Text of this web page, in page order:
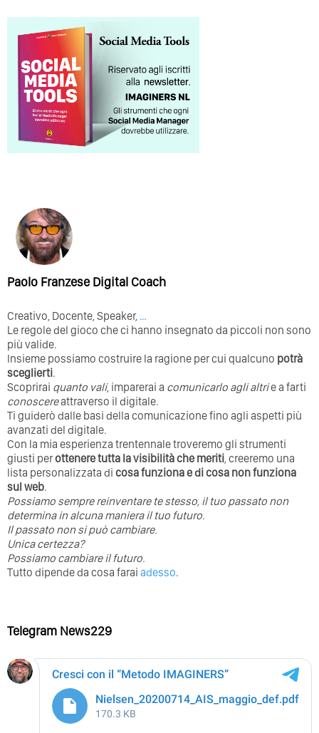
Paolo Franzese Digital Coach
Creativo, Docente, Speaker, …
Le regole del gioco che ci hanno insegnato da piccoli non sono
più valide.
Insieme possiamo costruire la ragione per cui qualcuno potrà
sceglierti.
Scoprirai quanto vali, imparerai a comunicarlo agli altrie a farti
conoscereattraverso il digitale.
Ti guiderò dalle basi della comunicazione fino agli aspetti più
avanzati del digitale.
Con la mia esperienza trentennale troveremo gli strumenti
giusti perottenere tutta la visibilità che meriti, creeremo una
lista personalizzata di cosa funziona e di cosa non funziona
sul web.
Possiamo sempre reinventare te stesso, il tuo passato non
determina in alcuna maniera il tuo futuro. ⁣
⁣Il passato non si può cambiare.
Unica certezza?
Possiamo cambiare il futuro.
Tutto dipende da cosa farai adesso.
Telegram News229